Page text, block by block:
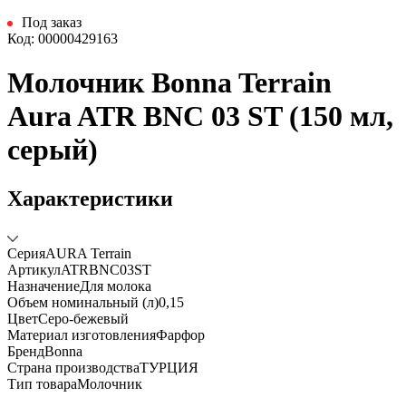
Под заказ
Код: 00000429163
Молочник Bonna Terrain
Aura ATR BNC 03 ST (150 мл,
серый)
Характеристики
СерияAURA Terrain
АртикулATRBNC03ST
НазначениеДля молока
Объем номинальный (л)0,15
ЦветСеро-бежевый
Материал изготовленияФарфор
БрендBonna
Страна производстваТУРЦИЯ
Тип товараМолочник